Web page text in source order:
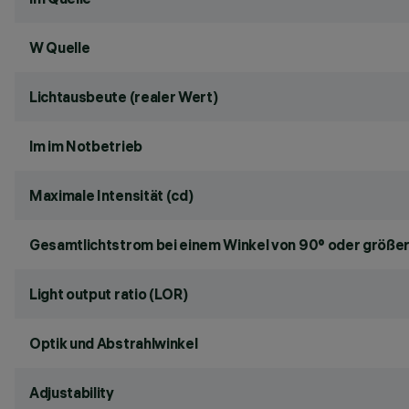
W Quelle
Lichtausbeute (realer Wert)
lm im Notbetrieb
Maximale Intensität (cd)
Gesamtlichtstrom bei einem Winkel von 90° oder
Light output ratio (LOR)
Optik und Abstrahlwinkel
Adjustability